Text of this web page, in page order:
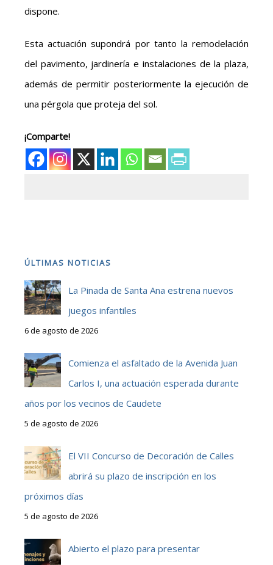
dispone.
Esta actuación supondrá por tanto la remodelación
del pavimento, jardinería e instalaciones de la plaza,
además de permitir posteriormente la ejecución de
una pérgola que proteja del sol.
¡Comparte!
ÚLTIMAS NOTICIAS
La Pinada de Santa Ana estrena nuevos
juegos infantiles
6 de agosto de 2026
Comienza el asfaltado de la Avenida Juan
Carlos I, una actuación esperada durante
años por los vecinos de Caudete
5 de agosto de 2026
El VII Concurso de Decoración de Calles
abrirá su plazo de inscripción en los
próximos días
5 de agosto de 2026
Abierto el plazo para presentar